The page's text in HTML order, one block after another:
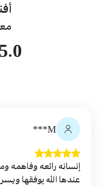
5.0
M***
إنسانه رائعه
عندها الله يوفقها